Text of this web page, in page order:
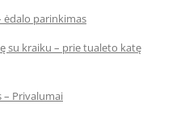
ėdalo parinkimas
su kraiku – prie tualeto katę
– Privalumai